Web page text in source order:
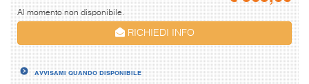
Al momento non disponibile.
RICHIEDI INFO
AVVISAMI QUANDO DISPONIBILE